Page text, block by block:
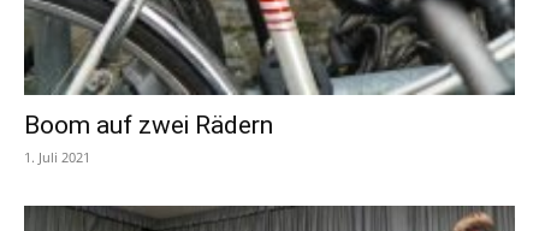
Boom auf zwei Rädern
1. Juli 2021